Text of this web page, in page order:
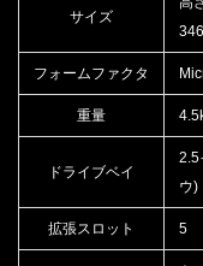
サイズ
フォームファクタ
重量
ドライブベイ
2.5
ウ)
拡張スロット 5